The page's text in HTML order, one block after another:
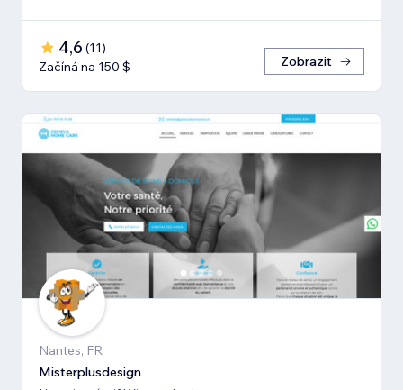
4,6 (11)
Začíná na 150 $
Zobrazit
Nantes, FR
Misterplusdesign